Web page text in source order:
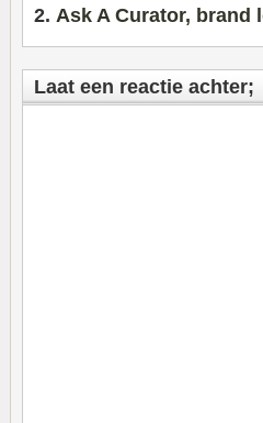
Ask A Curator, brand
Laat een reactie achter;